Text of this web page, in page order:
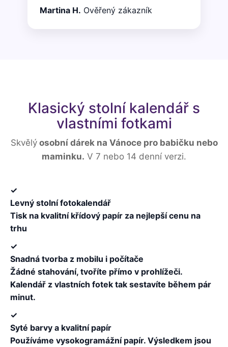
Martina H. Ověřený zákazník
Klasický stolní kalendář s
vlastními fotkami
Skvělýosobní dárek na Vánoce pro babičku nebo
maminku. V 7 nebo 14 denní verzi.
✓
Levný stolní fotokalendář
Tisk na kvalitní křídový papír za nejlepší cenu na
trhu
✓
Snadná tvorba z mobilu i počítače
Žádné stahování, tvoříte přímo v prohlížeči.
Kalendář z vlastních fotek tak sestavíte během pár
minut.
✓
Syté barvy a kvalitní papír
Používáme vysokogramážní papír. Výsledkem jsou